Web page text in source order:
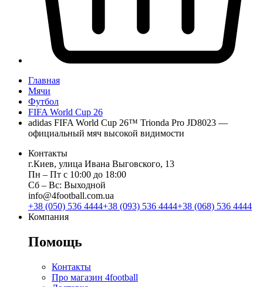
Главная
Мячи
Футбол
FIFA World Cup 26
adidas FIFA World Cup 26™ Trionda Pro JD8023 —
официальный мяч высокой видимости
Контакты
г.Киев, улица Ивана Выговского, 13
Пн ‒ Пт с 10:00 до 18:00
Сб ‒ Вс: Выходной
info@4football.com.ua
+38 (050) 536 4444+38 (093) 536 4444+38 (068) 536 4444
Компания
Помощь
Контакты
Про магазин 4football